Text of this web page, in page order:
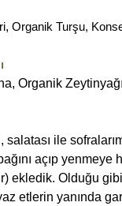
, Organik Turşu,
Organik
salatası ile
açıp
ekledik. Olduğu
etlerin yanında